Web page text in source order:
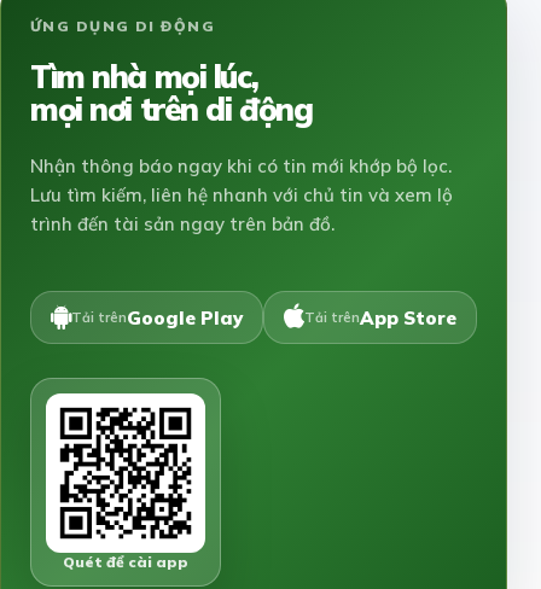
ỨNG DỤNG DI ĐỘNG
Tìm nhà mọi lúc,
mọi nơi trên di động
Nhận thông báo ngay khi có tin mới khớp bộ lọc.
Lưu tìm kiếm, liên hệ nhanh với chủ tin và xem lộ
trình đến tài sản ngay trên bản đồ.
Tải trênGoogle Play Tải trênApp Store
Quét để cài app